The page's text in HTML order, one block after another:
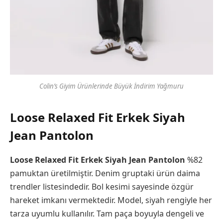
Colin’s Giyim Ürünlerinde Büyük İndirim Yağmuru
Loose Relaxed Fit Erkek Siyah
Jean Pantolon
Loose Relaxed Fit Erkek Siyah Jean Pantolon %82
pamuktan üretilmiştir. Denim gruptaki ürün daima
trendler listesindedir. Bol kesimi sayesinde özgür
hareket imkanı vermektedir. Model, siyah rengiyle her
tarza uyumlu kullanılır. Tam paça boyuyla dengeli ve